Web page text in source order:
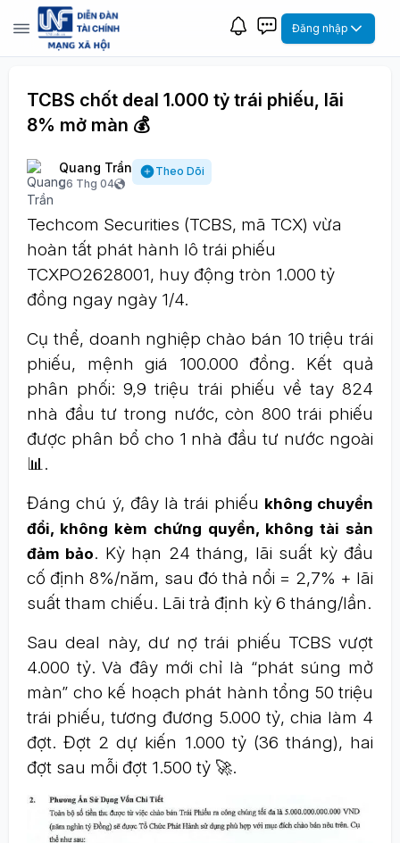
Đăng nhập
TCBS chốt deal 1.000 tỷ trái phiếu, lãi
8% mở màn 💰
Quang Trần
06 Thg 04
Theo Dõi
Techcom Securities (TCBS, mã TCX) vừa
hoàn tất phát hành lô trái phiếu
TCXPO2628001, huy động tròn 1.000 tỷ
đồng ngay ngày 1/4.
Cụ thể, doanh nghiệp chào bán 10 triệu trái
phiếu, mệnh giá 100.000 đồng. Kết quả
phân phối: 9,9 triệu trái phiếu về tay 824
nhà đầu tư trong nước, còn 800 trái phiếu
được phân bổ cho 1 nhà đầu tư nước ngoài
📊.
Đáng chú ý, đây là trái phiếu không chuyển
đổi, không kèm chứng quyền, không tài sản
đảm bảo. Kỳ hạn 24 tháng, lãi suất kỳ đầu
cố định 8%/năm, sau đó thả nổi = 2,7% + lãi
suất tham chiếu. Lãi trả định kỳ 6 tháng/lần.
Sau deal này, dư nợ trái phiếu TCBS vượt
4.000 tỷ. Và đây mới chỉ là “phát súng mở
màn” cho kế hoạch phát hành tổng 50 triệu
trái phiếu, tương đương 5.000 tỷ, chia làm 4
đợt. Đợt 2 dự kiến 1.000 tỷ (36 tháng), hai
đợt sau mỗi đợt 1.500 tỷ 🚀.